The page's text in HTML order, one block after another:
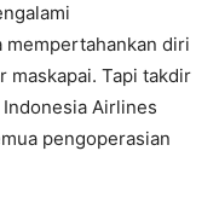
diri
maskapai. Tapi takdir
Airlines
pengoperasian